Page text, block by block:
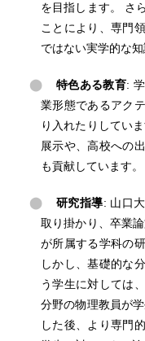
を目指します。 さ
ことにより、専門
ではない実学的な
特色ある教育:
業形態であるアク
り入れたりしてい
展示や、高校への
も貢献しています。
研究指導: 山口
取り掛かり、卒業
が所属する学科の
しかし、基礎的な
う学生に対しては
分野の物理教員が
した後、より専門